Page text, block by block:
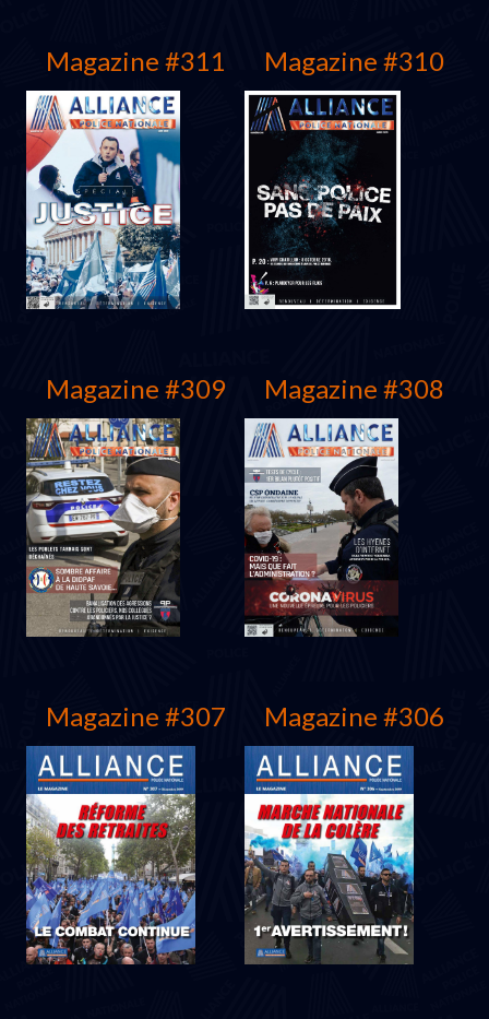
Mars 2022 Mars 2022
Magazine #311
Juin 2021
Magazine #310
Mars 2021
Magazine #309
Décembre 2020
Magazine #308
Juin 2020
Magazine #307 Magazine #306